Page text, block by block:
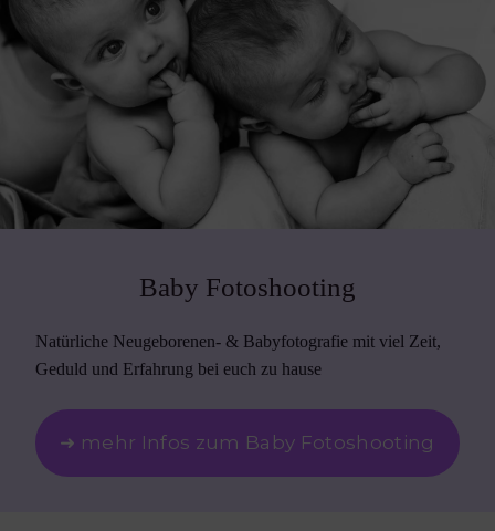
Baby Fotoshooting
Natürliche Neugeborenen- & Babyfotografie mit viel Zeit,
Geduld und Erfahrung bei euch zu hause
➜ mehr Infos zum Baby Fotoshooting